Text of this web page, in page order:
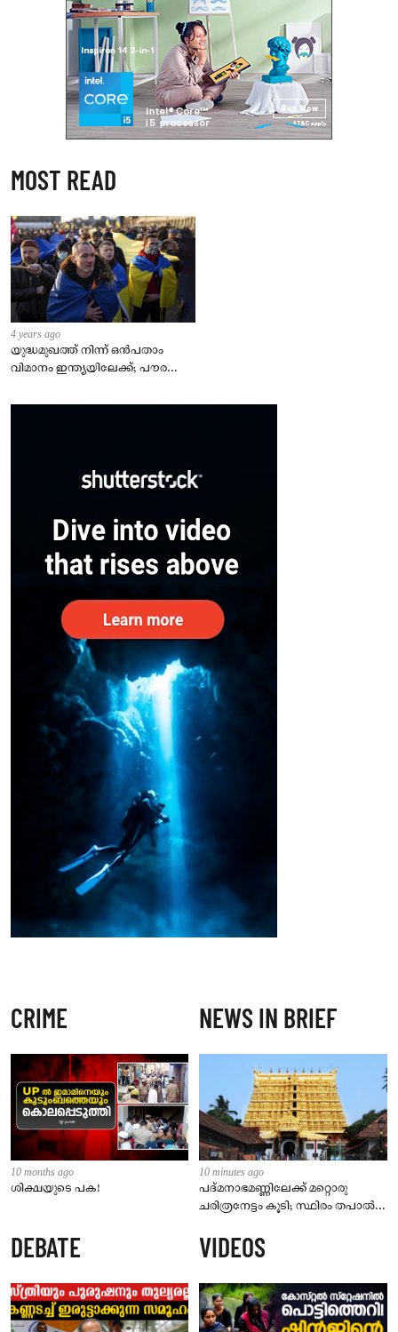
MOST READ
4 years ago
യുദ്ധമുഖത്ത് നിന്ന് ഒൻപതാം
വിമാനം ഇന്ത്യയിലേക്ക്; പൗരന്മാർ
– കേന്ദ്രം
CRIME
10 months ago
ശിക്ഷയുടെ പക!
NEWS IN BRIEF
10 minutes ago
പദ്മനാഭമണ്ണിലേക്ക് മറ്റൊരു
ചരിത്രനേട്ടം കൂടി; സ്ഥിരം തപാൽ
നാലാമത്തെ ക്ഷേത്രമായി ശ്രീ
പദ്മനാഭസ്വാമി ക്ഷേത്രം
DEBATE VIDEOS